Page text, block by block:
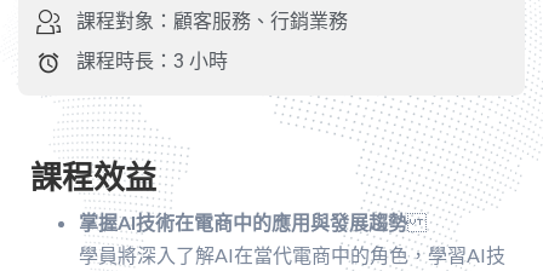
課程對象：顧客服務、行銷業務
課程時長：3 小時
課程效益
掌握AI技術在電商中的應用與發展趨勢
學員將深入了解AI在當代電商中的角色，學習AI技